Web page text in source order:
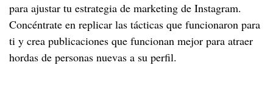
para ajustar tu estrategia de marketing de Instagram.
Concéntrate en replicar las tácticas que funcionaron para
ti y crea publicaciones que funcionan mejor para atraer
hordas de personas nuevas a su perfil.